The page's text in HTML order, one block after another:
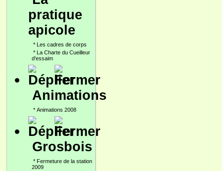
pratique
apicole
* Les cadres de corps
* La Charte du Cueilleur
d'essaim
Animations
* Animations 2008
Grosbois
* Fermeture de la station
2009